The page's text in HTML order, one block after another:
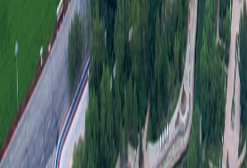
水平
七
一是
夯实